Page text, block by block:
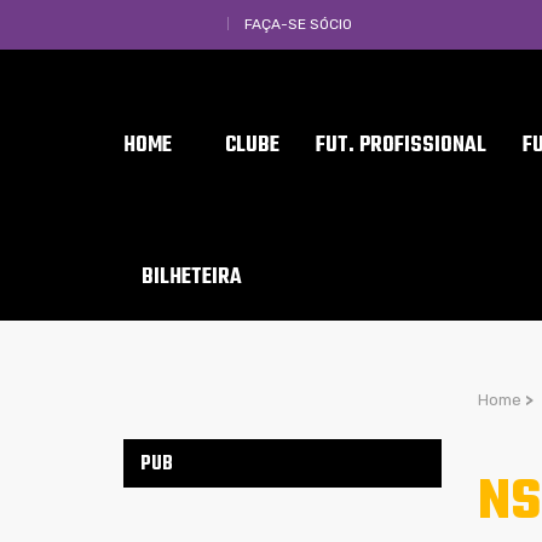
FAÇA-SE SÓCIO
HOME CLUBE FUT. PROFISSIONAL
BILHETEIRA
Home >
PUB